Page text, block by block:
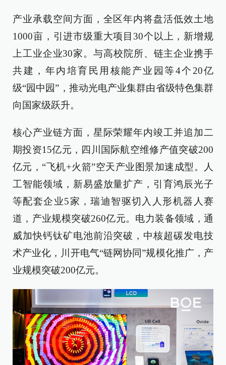
产业承载空间方面，全区年内将盘活低效土地
1000亩，引进市级重大项目30个以上，新增规
上工业企业30家。与高校院所、链主企业携手
共建，年内培育民用核能产业园等4个20亿
级“园中园”，推动光电产业集群由省级特色集群
向国家级跃升。
核心产业链方面，星际荣耀年内竣工并追加二
期投资15亿元，四川国际航空维修产值突破200
亿元，“飞机+火箭”空天产业图景加速成型。人
工智能领域，新易盛放量扩产，引育鸿辰光子
等配套企业5家，瑞迪智驱切入人形机器人赛
道，产业规模突破260亿元。电力装备领域，通
威加快钙钛矿电池前沿突破，中核超碳发电技
术产业化，川开电气“链网协同”规模化推广，产
业规模突破200亿元。